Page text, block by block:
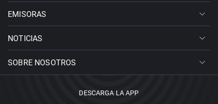
EMISORAS
NOTICIAS
SOBRE NOSOTROS
DESCARGA LA APP